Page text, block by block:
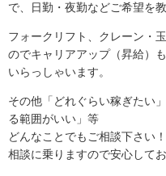
で、日勤・夜勤などご希望を
フォークリフト、クレーン・
のでキャリアアップ（昇給）
いらっしゃいます。
その他「どれぐらい稼ぎたい
る範囲がいい」等
どんなことでもご相談下さい
相談に乗りますので安心して